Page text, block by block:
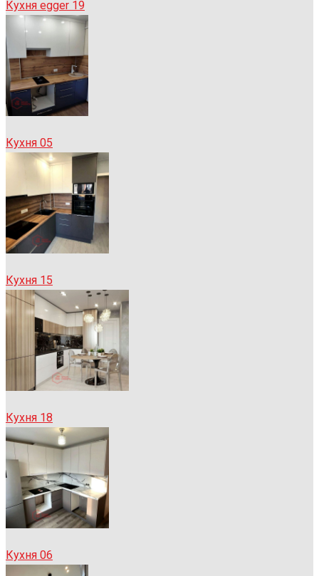
Кухня egger 19
Кухня 05
Кухня 15
Кухня 18
Кухня 06